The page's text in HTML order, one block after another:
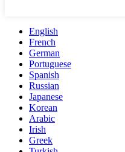
English
French
German
Portuguese
Spanish
Russian
Japanese
Korean
Arabic
Irish
Greek